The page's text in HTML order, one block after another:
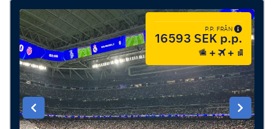
P.P. FRÅN
16593 SEK p.p.